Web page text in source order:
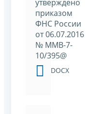
утверждено
приказом
ФНС России
от 06.07.2016
№ ММВ-7-
10/395@
DOCX